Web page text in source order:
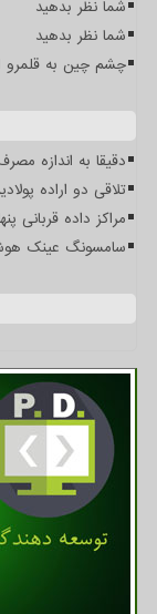
شما نظر بدهید
شما نظر بدهید
چشم چین به قلمرو
دقیقا به اندازه
تلاقی دو اراده
مراکز داده قربانی
سامسونگ عینک